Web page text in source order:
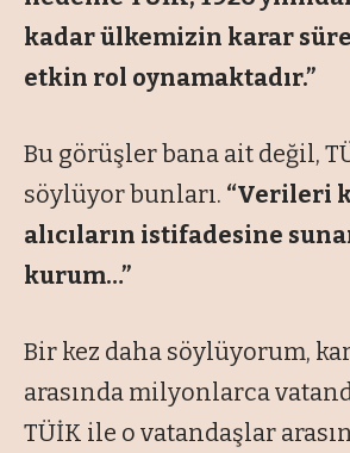
kadar ülkemizin karar
etkin rol oynamaktadır.”
Bu görüşler bana ait değil,
söylüyor bunları. “Verileri
alıcıların istifadesine
kurum…”
Bir kez daha söylüyorum,
arasında milyonlarca
TÜİK ile o vatandaşlar